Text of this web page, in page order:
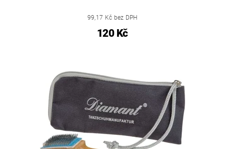
99,17 Kč bez DPH
120 Kč